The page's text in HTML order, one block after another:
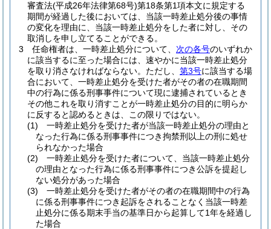
審査法(平成26年法律第68号)第18条第1項本文に規定する
期間が経過した後においては、当該一時差止処分後の事情
の変化を理由に、当該一時差止処分をした者に対し、その
取消しを申し立てることができる。
3
任命権者は、一時差止処分について、 次の各号のいずれか
に該当するに至った場合には、速やかに当該一時差止処分
を取り消さなければならない。 ただし、 第3号に該当する場
合において、一時差止処分を受けた者がその者の在職期間
中の行為に係る刑事事件について現に逮捕されているとき
その他これを取り消すことが一時差止処分の目的に明らか
に反すると認めるときは、この限りではない。
(1)
一時差止処分を受けた者が当該一時差止処分の理由と
なった行為に係る刑事事件につき拘禁刑以上の刑に処せ
られなかった場合
(2)
一時差止処分を受けた者について、当該一時差止処分
の理由となった行為に係る刑事事件につき公訴を提起し
ない処分があった場合
(3)
一時差止処分を受けた者がその者の在職期間中の行為
に係る刑事事件につき起訴をされることなく当該一時差
止処分に係る期末手当の基準日から起算して1年を経過し
た場合